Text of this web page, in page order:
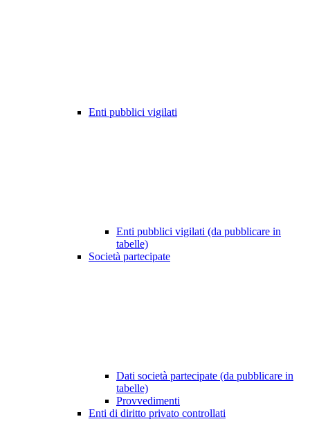
Enti pubblici vigilati
Enti pubblici vigilati (da pubblicare in
tabelle)
Società partecipate
Dati società partecipate (da pubblicare in
tabelle)
Provvedimenti
Enti di diritto privato controllati